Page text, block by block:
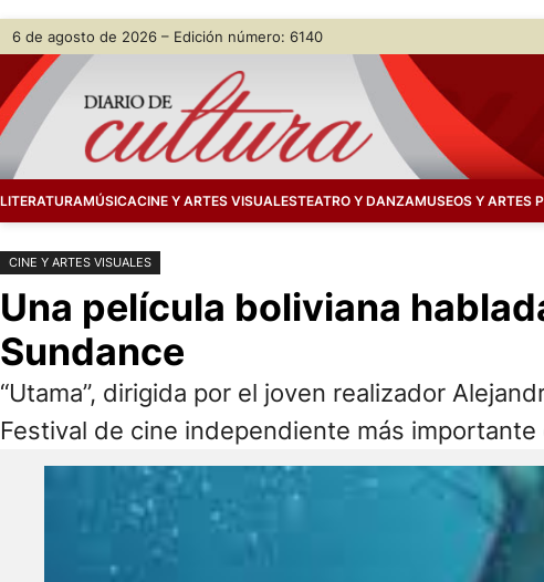
Saltar
contenido
Skip
content
6 de agosto de 2026 – Edición número: 6140
LITERATURAMÚSICACINE Y ARTES VISUALESTEATRO Y DANZAMUSEOS Y ARTES
CINE Y ARTES VISUALES
Una película boliviana
Sundance
“Utama”, dirigida por el joven realizador
Festival de cine independiente más importante